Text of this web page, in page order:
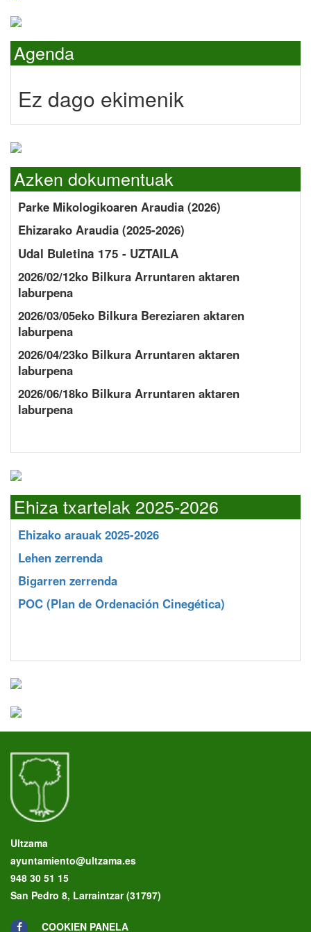
Agenda
Ez dago ekimenik
Azken dokumentuak
Parke Mikologikoaren Araudia (2026)
Ehizarako Araudia (2025-2026)
Udal Buletina 175 - UZTAILA
2026/02/12ko Bilkura Arruntaren aktaren
laburpena
2026/03/05eko Bilkura Bereziaren aktaren
laburpena
2026/04/23ko Bilkura Arruntaren aktaren
laburpena
2026/06/18ko Bilkura Arruntaren aktaren
laburpena
Ehiza txartelak 2025-2026
Ehizako arauak 2025-2026
Lehen zerrenda
Bigarren zerrenda
POC (Plan de Ordenación Cinegética)
Ultzama
ayuntamiento@ultzama.es
948 30 51 15
San Pedro 8, Larraintzar (31797)
COOKIEN PANELA